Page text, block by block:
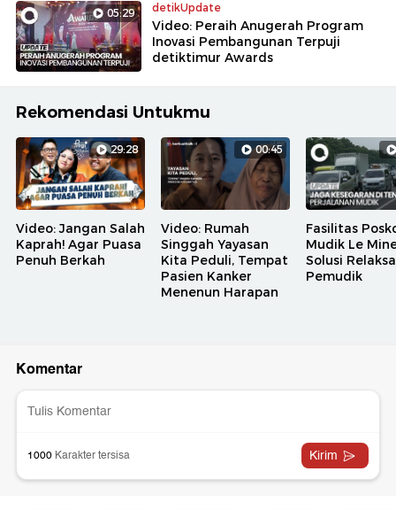
05:29 detikUpdate
Video: Peraih Anugerah Program
Inovasi Pembangunan Terpuji
detiktimur Awards
Rekomendasi Untukmu
29:28
Video: Jangan Salah
Kaprah! Agar Puasa
Penuh Berkah
00:45
Video: Rumah
Singgah Yayasan
Kita Peduli, Tempat
Pasien Kanker
Menenun Harapan
Fasilitas
Mudik Le
Solusi
Pemudik